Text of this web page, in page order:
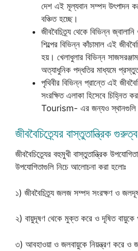
দেশ এই মূল্যবান সম্পদ উৎপাদন
বঞ্চিত হচ্ছে।
জীববৈচিত্র্য থেকে বিভিন্ন
শিল্পের বিভিন্ন কাঁচামাল এই
হয়। খেলাধুলার বিভিন্ন
অত্যাধুনিক পদ্ধতির মাধ্যমে
পৃথিবীর বিভিন্ন প্রান্তে এই
সংরক্ষিত এলাকা হিসেবে চিহ্নিত
Tourism- এর জন্যও স্থানগুলি
জীববৈচিত্র্যের বাস্তুতান্ত্রিক গুরুত্ব
জীববৈচিত্র্যের বহুমুখী বাস্তুতান্ত্রিক
উপযোগিতাগুলি নিচে আলোচনা করা হলোঃ
১) জীববৈচিত্র্য জলজ সম্পদ সংরক্ষণ ও
২) বায়ুদূষণ থেকে মুক্ত করে ও দূষিত বায়ুকে
৩) আবহাওয়া ও জলবায়ুকে নিয়ন্ত্রণ করে ও